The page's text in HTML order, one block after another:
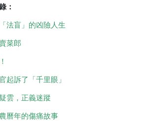
：
法盲」的凶險人生
菜郎
起訴了「千里眼」
雲，正義迷蹤
曆年的傷痛故事